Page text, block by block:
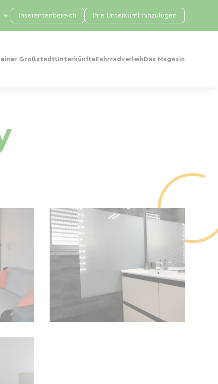
einer GroßstadtUnterkünfte Fahrradverleih Das Magazin
Inserentenbereich Ihre Unterkunft hinzufügen